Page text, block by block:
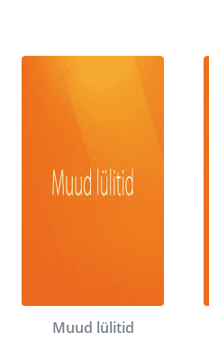
Muud lülitid